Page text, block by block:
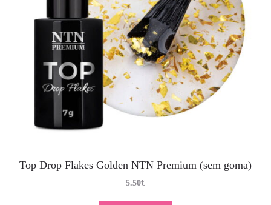
Top Drop Flakes Golden NTN Premium (sem goma)
5.50€